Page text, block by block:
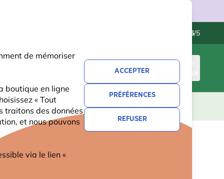
de mémoriser
boutique en ligne
« Tout
traitons des données
et nous pouvons
via le lien «
ACCEPTER
PRÉFÉRENCES
REFUSER
4.6/5
CONNEXION
CADEAUX NOUVEAUTÉS OFFRES
CHOUETTE HULOTTE